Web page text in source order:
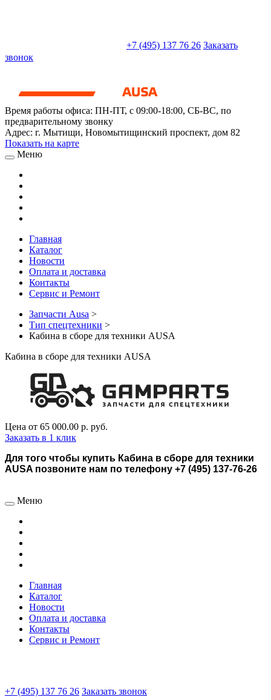
+7 (495) 137 76 26 Заказать
звонок
Время работы офиса: ПН-ПТ, с 09:00-18:00, СБ-ВС, по
предварительному звонку
Адрес: г. Мытищи, Новомытищинский проспект, дом 82
Показать на карте
Меню
Главная
Каталог
Новости
Оплата и доставка
Контакты
Сервис и Ремонт
Запчасти Ausa >
Тип спецтехники >
Кабина в сборе для техники AUSA
Кабина в сборе для техники AUSA
Цена от 65 000.00 р. руб.
Заказать в 1 клик
Для того чтобы купить Кабина в сборе для техники
AUSA позвоните нам по телефону +7 (495) 137-76-26
Меню
Главная
Каталог
Новости
Оплата и доставка
Контакты
Сервис и Ремонт
+7 (495) 137 76 26 Заказать звонок